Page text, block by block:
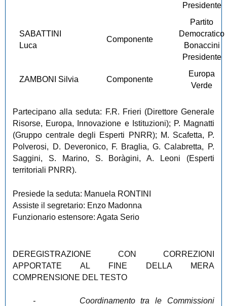
Presidente
SABATTINI
Luca
Componente
Partito
Democratico
Bonaccini
Presidente
ZAMBONI Silvia Componente
Europa
Verde
Partecipano alla seduta: F.R. Frieri (Direttore Generale
Risorse, Europa, Innovazione e Istituzioni); P. Magnatti
(Gruppo centrale degli Esperti PNRR); M. Scafetta, P.
Polverosi, D. Deveronico, F. Braglia, G. Calabretta, P.
Saggini, S. Marino, S. Boràgini, A. Leoni (Esperti
territoriali PNRR).
Presiede la seduta: Manuela RONTINI
Assiste il segretario: Enzo Madonna
Funzionario estensore: Agata Serio
DEREGISTRAZIONE CON CORREZIONI
APPORTATE AL FINE DELLA MERA
COMPRENSIONE DEL TESTO
- Coordinamento tra le Commissioni